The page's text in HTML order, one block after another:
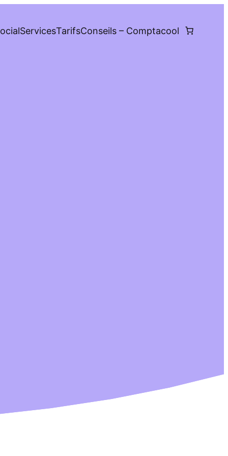
ServicesTarifsConseils – Comptacool